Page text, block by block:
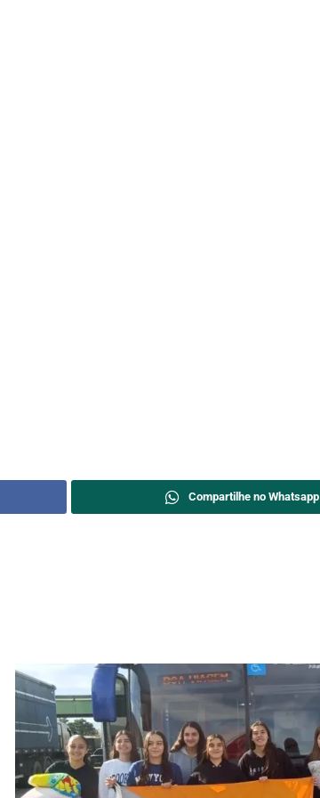
Compartilhe no Whatsapp